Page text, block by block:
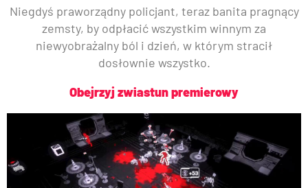
Niegdyś praworządny policjant, teraz banita pragnący
zemsty, by odpłacić wszystkim winnym za
niewyobrażalny ból i dzień, w którym stracił
dosłownie wszystko.
Obejrzyj zwiastun premierowy